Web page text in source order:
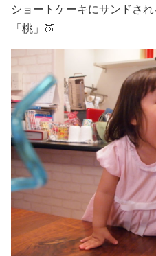
ショートケーキにサンドさ
「桃」🍑